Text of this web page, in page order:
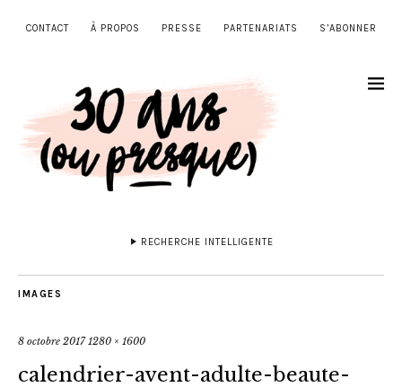
CONTACT À PROPOS PRESSE PARTENARIATS S’ABONNER
RECHERCHE INTELLIGENTE
IMAGES
8 octobre 2017 1280 × 1600
calendrier-avent-adulte-beaute-